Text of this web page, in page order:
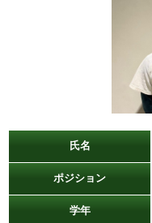
氏名
ポジション
学年